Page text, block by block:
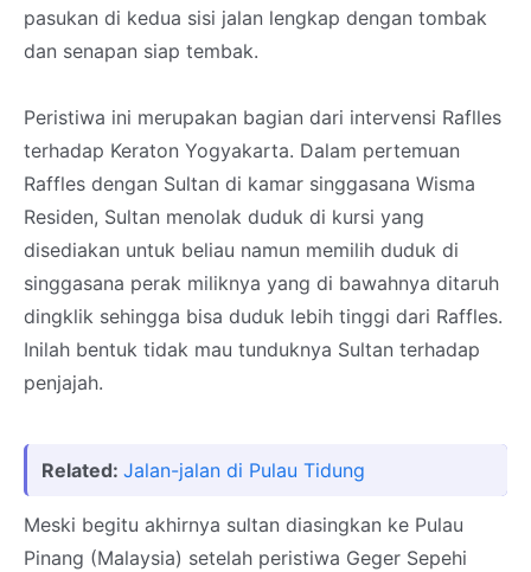
pasukan di kedua sisi jalan lengkap dengan tombak
dan senapan siap tembak.
Peristiwa ini merupakan bagian dari intervensi Raflles
terhadap Keraton Yogyakarta. Dalam pertemuan
Raffles dengan Sultan di kamar singgasana Wisma
Residen, Sultan menolak duduk di kursi yang
disediakan untuk beliau namun memilih duduk di
singgasana perak miliknya yang di bawahnya ditaruh
dingklik sehingga bisa duduk lebih tinggi dari Raffles.
Inilah bentuk tidak mau tunduknya Sultan terhadap
penjajah.
Related: Jalan-jalan di Pulau Tidung
Meski begitu akhirnya sultan diasingkan ke Pulau
Pinang (Malaysia) setelah peristiwa Geger Sepehi